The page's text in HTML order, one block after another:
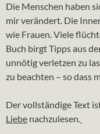
Die Menschen haben
mir verändert. Die
wie Frauen. Viele
Buch birgt Tipps aus
unnötig verletzen zu
zu beachten – so dass
Der vollständige Text
Liebe nachzulesen.